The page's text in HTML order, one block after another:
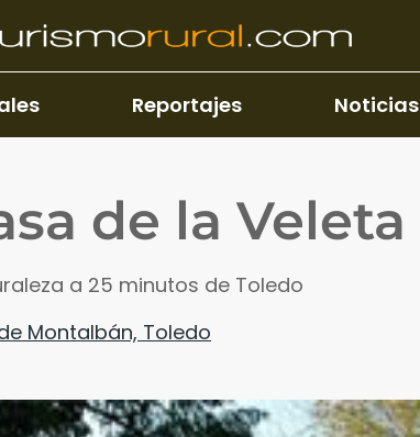
Reportajes Noticias
de la Veleta
a 25 minutos de Toledo
Montalbán, Toledo